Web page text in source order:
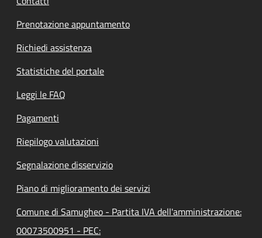
Prenotazione appuntamento
Richiedi assistenza
Statistiche del portale
Leggi le FAQ
Pagamenti
Riepilogo valutazioni
Segnalazione disservizio
Piano di miglioramento dei servizi
Comune di Samugheo - Partita IVA dell'amministrazione:
00073500951 - PEC: